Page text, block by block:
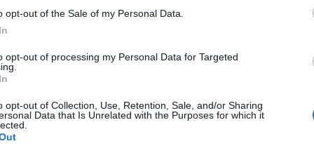
opt-out of the Sale of my Personal Data.
opt-out of processing my Personal Data for Targeted
opt-out of Collection, Use, Retention, Sale, and/or Sharing
Data that Is Unrelated with the Purposes for which it
kazensko odgovoren za javno spodbujanje sovraštva,
ali nezakonitimi vsebinami bodo odstranjeni.
Pravila